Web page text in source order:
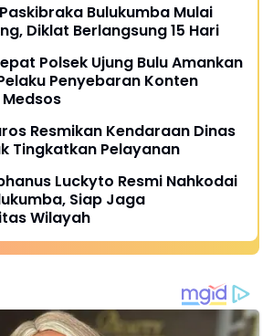
Bulukumba Mulai
Diklat Berlangsung 15 Hari
Polsek Ujung Bulu Amankan
Penyebaran Konten
Resmikan Kendaraan Dinas
Tingkatkan Pelayanan
Luckyto Resmi Nahkodai
Siap Jaga
Wilayah